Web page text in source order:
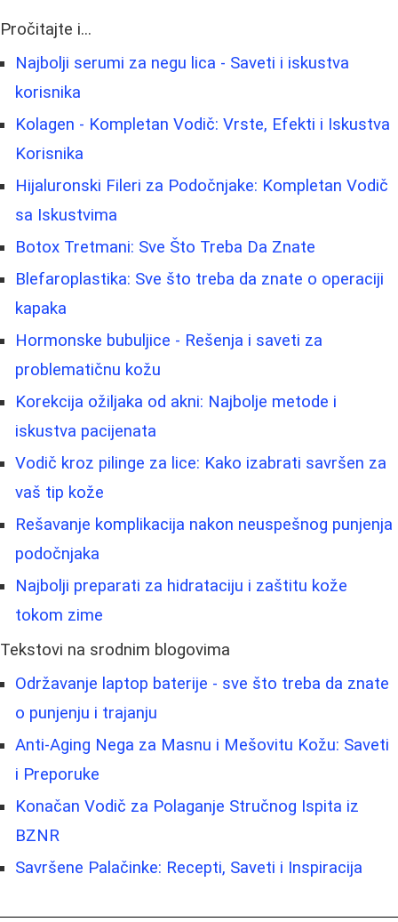
Pročitajte i...
Najbolji serumi za negu lica - Saveti i iskustva
korisnika
Kolagen - Kompletan Vodič: Vrste, Efekti i Iskustva
Korisnika
Hijaluronski Fileri za Podočnjake: Kompletan Vodič
sa Iskustvima
Botox Tretmani: Sve Što Treba Da Znate
Blefaroplastika: Sve što treba da znate o operaciji
kapaka
Hormonske bubuljice - Rešenja i saveti za
problematičnu kožu
Korekcija ožiljaka od akni: Najbolje metode i
iskustva pacijenata
Vodič kroz pilinge za lice: Kako izabrati savršen za
vaš tip kože
Rešavanje komplikacija nakon neuspešnog punjenja
podočnjaka
Najbolji preparati za hidrataciju i zaštitu kože
tokom zime
Tekstovi na srodnim blogovima
Održavanje laptop baterije - sve što treba da znate
o punjenju i trajanju
Anti-Aging Nega za Masnu i Mešovitu Kožu: Saveti
i Preporuke
Konačan Vodič za Polaganje Stručnog Ispita iz
BZNR
Savršene Palačinke: Recepti, Saveti i Inspiracija